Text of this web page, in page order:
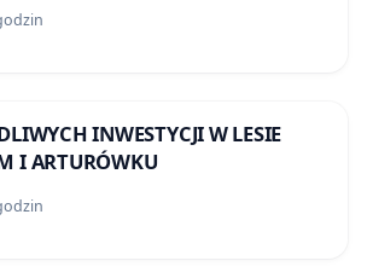
INWESTYCJI W LESIE
I ARTURÓWKU